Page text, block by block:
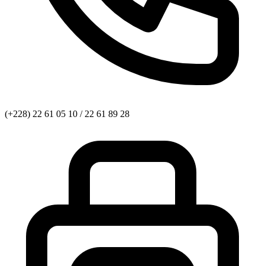
(+228) 22 61 05 10 / 22 61 89 28